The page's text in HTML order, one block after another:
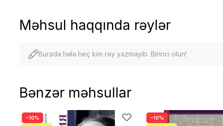
Məhsul haqqında rəylər
Burada hələ heç kim rəy yazmayıb. Birinci olun!
Bənzər məhsullar
−10% −10%